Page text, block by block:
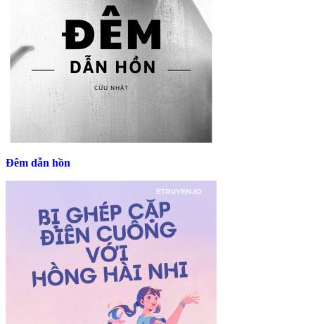
Đêm dẫn hồn